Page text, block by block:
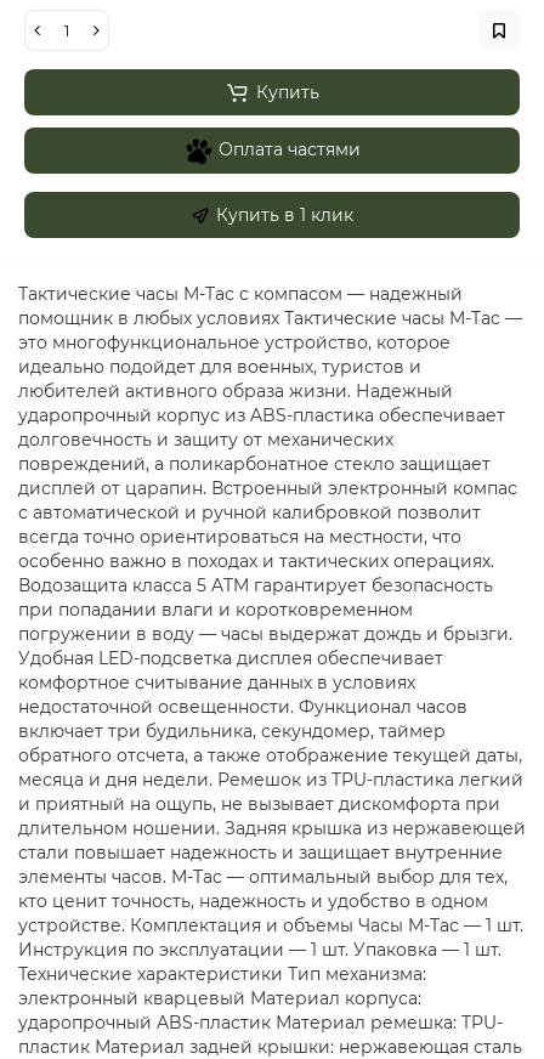
Купить
Оплата частями
Купить в 1 клик
Тактические часы M-Tac с компасом — надежный
помощник в любых условиях Тактические часы M-Tac —
это многофункциональное устройство, которое
идеально подойдет для военных, туристов и
любителей активного образа жизни. Надежный
ударопрочный корпус из ABS-пластика обеспечивает
долговечность и защиту от механических
повреждений, а поликарбонатное стекло защищает
дисплей от царапин. Встроенный электронный компас
с автоматической и ручной калибровкой позволит
всегда точно ориентироваться на местности, что
особенно важно в походах и тактических операциях.
Водозащита класса 5 ATM гарантирует безопасность
при попадании влаги и коротковременном
погружении в воду — часы выдержат дождь и брызги.
Удобная LED-подсветка дисплея обеспечивает
комфортное считывание данных в условиях
недостаточной освещенности. Функционал часов
включает три будильника, секундомер, таймер
обратного отсчета, а также отображение текущей даты,
месяца и дня недели. Ремешок из TPU-пластика легкий
и приятный на ощупь, не вызывает дискомфорта при
длительном ношении. Задняя крышка из нержавеющей
стали повышает надежность и защищает внутренние
элементы часов. M-Tac — оптимальный выбор для тех,
кто ценит точность, надежность и удобство в одном
устройстве. Комплектация и объемы Часы M-Tac — 1 шт.
Инструкция по эксплуатации — 1 шт. Упаковка — 1 шт.
Технические характеристики Тип механизма:
электронный кварцевый Материал корпуса:
ударопрочный ABS-пластик Материал ремешка: TPU-
пластик Материал задней крышки: нержавеющая сталь